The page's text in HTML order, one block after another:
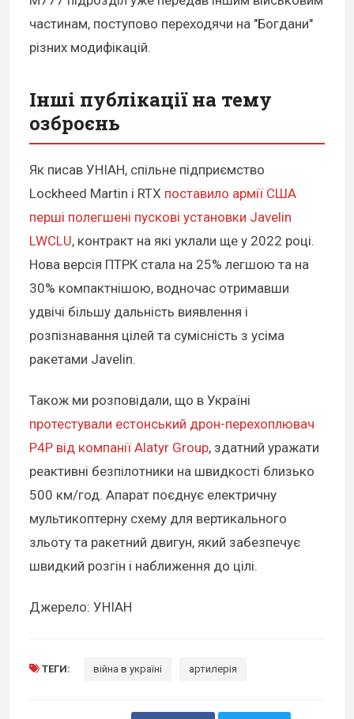
частинам, поступово переходячи на "Богдани"
різних модифікацій.
Інші публікації на тему
озброєнь
Як писав УНІАН, спільне підприємство
Lockheed Martin і RTX поставило армії США
перші полегшені пускові установки Javelin
LWCLU, контракт на які уклали ще у 2022 році.
Нова версія ПТРК стала на 25% легшою та на
30% компактнішою, водночас отримавши
удвічі більшу дальність виявлення і
розпізнавання цілей та сумісність з усіма
ракетами Javelin.
Також ми розповідали, що в Україні
протестували естонський дрон-перехоплювач
P4P від компанії Alatyr Group, здатний уражати
реактивні безпілотники на швидкості близько
500 км/год. Апарат поєднує електричну
мультикоптерну схему для вертикального
зльоту та ракетний двигун, який забезпечує
швидкий розгін і наближення до цілі.
Джерело: УНІАН
ТЕГИ: війна в україні артилерія